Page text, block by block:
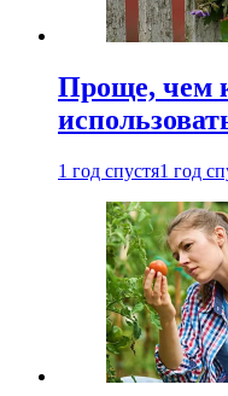
Проще, чем
1 год спустя1 год